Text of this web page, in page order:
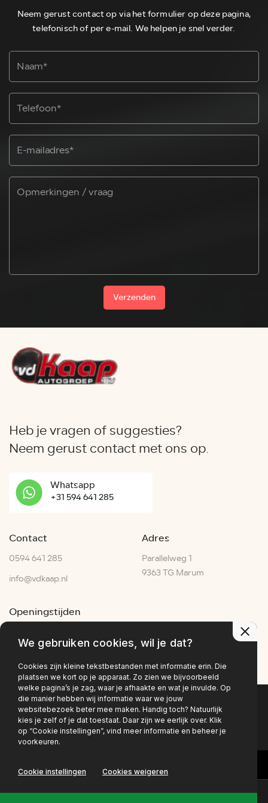
Neem gerust contact op via het formulier op deze pagina,
telefonisch of per e-mail. We helpen je snel verder.
Verzenden
Heb je vragen of suggesties?
Neem gerust contact met ons op.
Whatsapp
+31 594 641 285
Contact
0594 641 285
info@vdkaap.nl
Adres
Parallelweg 1
9363 TG Marum
Openingstijden
Za:
07:00–15:00
Privacy policy
We gebruiken cookies, wil je dat?
Cookies zijn kleine tekstbestanden met informatie erin. Die
plaatsen we kort op je apparaat. Zo zien we bijvoorbeeld
welke pagina’s je zag, waar je afhaakte en wat je invulde. Op
die manier hebben wij informatie waar we jouw
websitebezoek beter mee maken. Handig toch? Natuurlijk
kies je zelf of je dat toestaat. Daar zijn we eerlijk over. Klik
op “Cookie instellingen”, vind meer informatie en beheer je
voorkeuren.
Cookie instellingen Cookies weigeren